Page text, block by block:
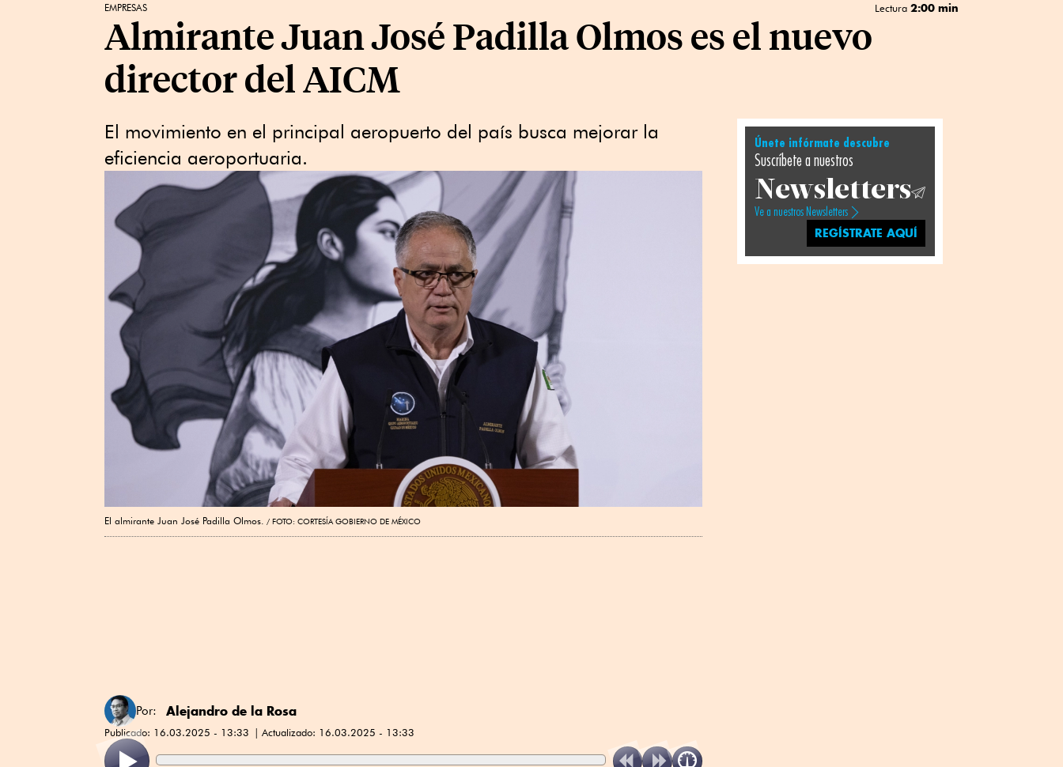
EMPRESAS Lectura 2:00 min
Almirante Juan José Padilla Olmos es el nuevo
director del AICM
El movimiento en el principal aeropuerto del país busca mejorar la
eficiencia aeroportuaria.
El almirante Juan José Padilla Olmos. FOTO: CORTESÍA GOBIERNO DE MÉXICO
Por: Alejandro de la Rosa
Publicado: 16.03.2025 - 13:33 Actualizado: 16.03.2025 - 13:33
Únete infórmate descubre
Suscríbete a nuestros
Newsletters
Ve a nuestros Newsletters
REGÍSTRATE AQUÍ